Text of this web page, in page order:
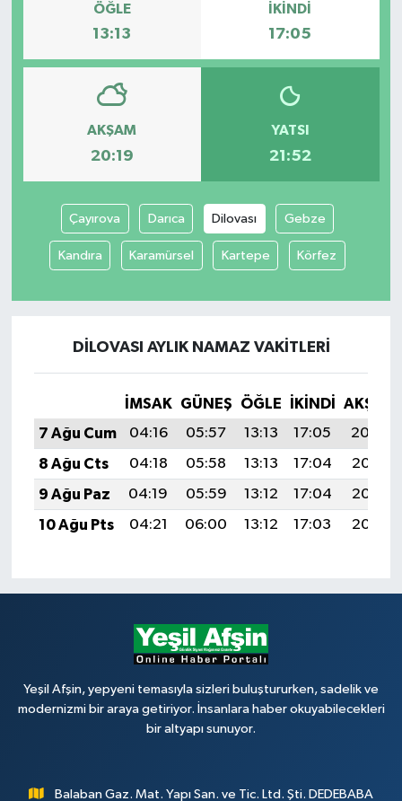
ÖĞLE
13:13
İKINDI
17:05
AKŞAM
20:19
YATSI
21:52
Çayırova Darıca Dilovası Gebze
Kandıra Karamürsel Kartepe Körfez
DILOVASI AYLIK NAMAZ VAKITLERI
İMSAK GÜNEŞ ÖĞLE İKINDI
AKŞAM
7 Ağu Cum
04:16 05:57 13:13 17:05
20:19
8 Ağu Cts
04:18 05:58 13:13 17:04
20:17
9 Ağu Paz
04:19 05:59 13:12 17:04
20:16
10 Ağu Pts
04:21 06:00 13:12 17:03 20:15
Yeşil Afşin, yepyeni temasıyla sizleri buluştururken, sadelik ve
modernizmi bir araya getiriyor. İnsanlara haber okuyabilecekleri
bir altyapı sunuyor.
Balaban Gaz. Mat. Yapı San. ve Tic. Ltd. Şti. DEDEBABA